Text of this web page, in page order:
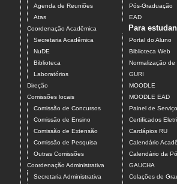
Agenda de Reuniões
Atas
Coordenação Acadêmica
Secretaria Acadêmica
NuDE
Biblioteca
Laboratórios
Direção
Comissões locais
Comissão de Concursos
Comissão de Ensino
Comissão de Extensão
Comissão de Pesquisa
Outras Comissões
Coordenação Administrativa
Secretaria Administrativa
Pós-Graduação
EAD
Para
Portal do Aluno
Biblioteca Web
Normalização
GURI
MOODLE
MOODLE EAD
Painel de
Certificados
Cardápios RU
Calendário
Calendário da
GAUCHA
Colações de